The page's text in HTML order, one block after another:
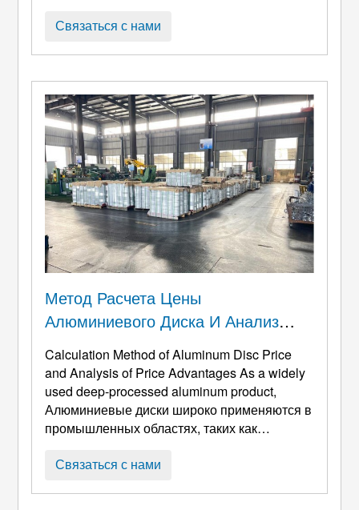
Обеспечивает превосходную устойчивость к
глубокой вытяжки, и стабильные результаты
анодирования, они являются
предпочтительным сырьем для
производства посуды., осветительные
аксессуары, дорожные знаки, морской
состав ...
Связаться с нами
Метод Расчета Цены
Алюминиевого Диска И Анализ
Ценовых Преимуществ
Calculation Method of Aluminum Disc Price
and Analysis of Price Advantages As a widely
used deep-processed aluminum product,
Алюминиевые диски широко применяются в
промышленных областях, таких как
механического оборудования, производство
Связаться с нами